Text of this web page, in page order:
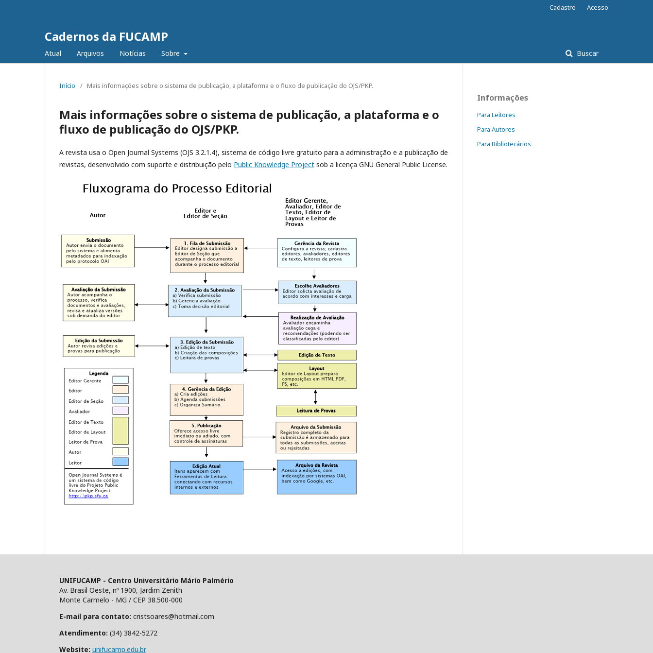
Cadernos da FUCAMP
Atual Arquivos Notícias Sobre Buscar
Cadastro Acesso
Início / Mais informações sobre o sistema de publicação, a plataforma e o fluxo de publicação do OJS/PKP.
Mais informações sobre o sistema de publicação, a plataforma e o
fluxo de publicação do OJS/PKP.
A revista usa o Open Journal Systems (OJS 3.2.1.4), sistema de código livre gratuito para a administração e a publicação de
revistas, desenvolvido com suporte e distribuição pelo Public Knowledge Project sob a licença GNU General Public License.
Informações
Para Leitores
Para Autores
Para Bibliotecários
UNIFUCAMP - Centro Universitário Mário Palmério
Av. Brasil Oeste, nº 1900, Jardim Zenith
Monte Carmelo - MG / CEP 38.500-000
E-mail para contato: cristsoares@hotmail.com
Atendimento: (34) 3842-5272
Website: unifucamp.edu.br